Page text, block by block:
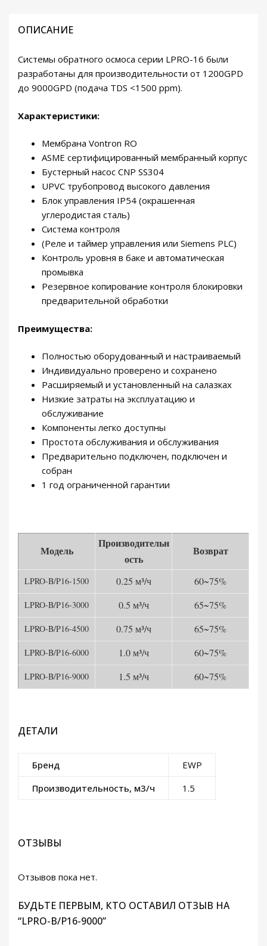
ОПИСАНИЕ
Системы обратного осмоса серии LPRO-16 были
разработаны для производительности от 1200GPD
до 9000GPD (подача TDS <1500 ppm).
Характеристики:
Мембрана Vontron RO
ASME сертифицированный мембранный корпус
Бустерный насос CNP SS304
UPVC трубопровод высокого давления
Блок управления IP54 (окрашенная
углеродистая сталь)
Система контроля
(Реле и таймер управления или Siemens PLC)
Контроль уровня в баке и автоматическая
промывка
Резервное копирование контроля блокировки
предварительной обработки
Преимущества:
Полностью оборудованный и настраиваемый
Индивидуально проверено и сохранено
Расширяемый и установленный на салазках
Низкие затраты на эксплуатацию и
обслуживание
Компоненты легко доступны
Простота обслуживания и обслуживания
Предварительно подключен, подключен и
собран
1 год ограниченной гарантии
Модель
Производительн
ость
Возврат
LPRO-B/P16-1500 0.25 м³/ч 60~75%
LPRO-B/P16-3000 0.5 м³/ч 65~75%
LPRO-B/P16-4500 0.75 м³/ч 65~75%
LPRO-B/P16-6000 1.0 м³/ч 60~75%
LPRO-B/P16-9000 1.5 м³/ч 60~75%
ДЕТАЛИ
Бренд
EWP
Производительность, м3/ч
1.5
ОТЗЫВЫ
Отзывов пока нет.
БУДЬТЕ ПЕРВЫМ, КТО ОСТАВИЛ ОТЗЫВ НА
“LPRO-B/P16-9000”